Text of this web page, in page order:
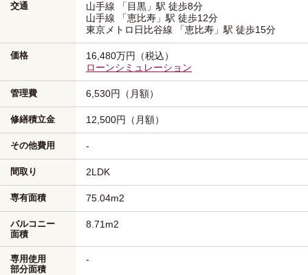
交通 山手線 「目黒」駅 徒歩8分
山手線
「恵比寿」駅 徒歩12分
東京メトロ日比谷線
「恵比寿」駅 徒歩15分
価格
16,480万円（税込）
ローンシミュレーション
管理費 6,530円（月額）
修繕積立金 12,500円（月額）
その他費用 -
間取り 2LDK
専有面積 75.04m2
バルコニー
面積
8.71m2
専用使用
部分面積
-